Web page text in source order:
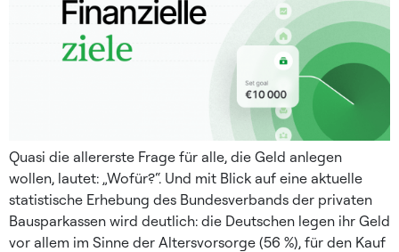
Quasi die allererste Frage für alle, die Geld anlegen
wollen, lautet: „Wofür?“. Und mit Blick auf eine aktuelle
statistische Erhebung des Bundesverbands der privaten
Bausparkassen wird deutlich: die Deutschen legen ihr Geld
vor allem im Sinne der Altersvorsorge (56 %), für den Kauf